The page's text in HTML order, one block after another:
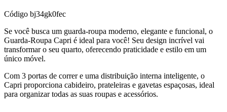
Código bj34gk0fec
Se você busca um guarda-roupa moderno, elegante e funcional, o
Guarda-Roupa Capri é ideal para você! Seu design incrível vai
transformar o seu quarto, oferecendo praticidade e estilo em um
único móvel.
Com 3 portas de correr e uma distribuição interna inteligente, o
Capri proporciona cabideiro, prateleiras e gavetas espaçosas, ideal
para organizar todas as suas roupas e acessórios.